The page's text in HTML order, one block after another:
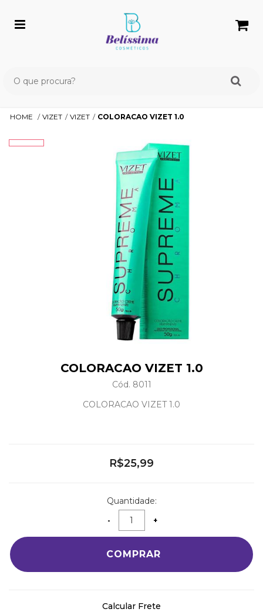
HOME VIZET VIZET COLORACAO VIZET 1.0
COLORACAO VIZET 1.0
Cód. 8011
COLORACAO VIZET 1.0
R$25,99
Quantidade:
COMPRAR
Calcular Frete